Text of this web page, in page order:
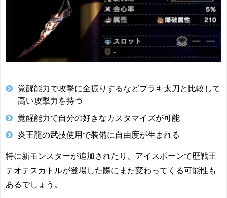
覚醒能力で攻撃に全振りするなどブラキ太刀と比較して
高い攻撃力を持つ
覚醒能力で自分の好きなカスタマイズが可能
炎王龍の武技使用で装備に自由度が生まれる
特に新モンスターが追加されたり、アイスボーンで歴戦王
テオテスカトルが登場した際にまた変わってくる可能性も
あるでしょう。